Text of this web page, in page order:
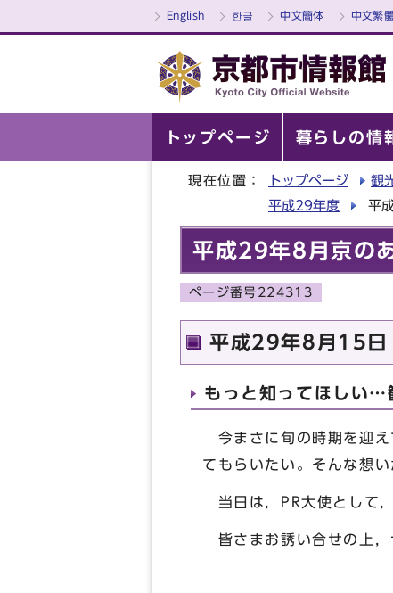
English 한글 中文簡体 中文繁
トップページ 暮らしの情
現在位置： トップページ 観
平成29年度
平
平成29年8月京の
ページ番号224313
平成29年8月15日
もっと知ってほしい…
今まさに旬の時期を迎え
てもらいたい。そんな想
当日は，PR大使として
皆さまお誘い合せの上，